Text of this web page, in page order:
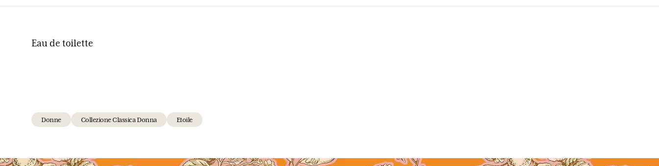
Eau de toilette
Donne Collezione Classica Donna Etoile